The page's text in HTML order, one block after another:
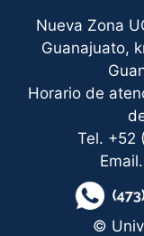
Nueva Zona
Guanajuato,
Horario de
Tel. +52
©